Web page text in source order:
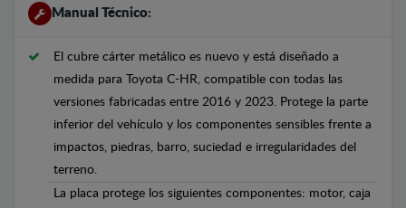
Manual Técnico:
El cubre cárter metálico es nuevo y está diseñado a
medida para Toyota C-HR, compatible con todas las
versiones fabricadas entre 2016 y 2023. Protege la parte
inferior del vehículo y los componentes sensibles frente a
impactos, piedras, barro, suciedad e irregularidades del
terreno.
La placa protege los siguientes componentes: motor, caja